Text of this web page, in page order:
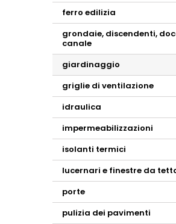
ferro edilizia
grondaie, discendenti,
canale
giardinaggio
griglie di ventilazione
idraulica
impermeabilizzazioni
isolanti termici
lucernari e finestre da
porte
pulizia dei pavimenti